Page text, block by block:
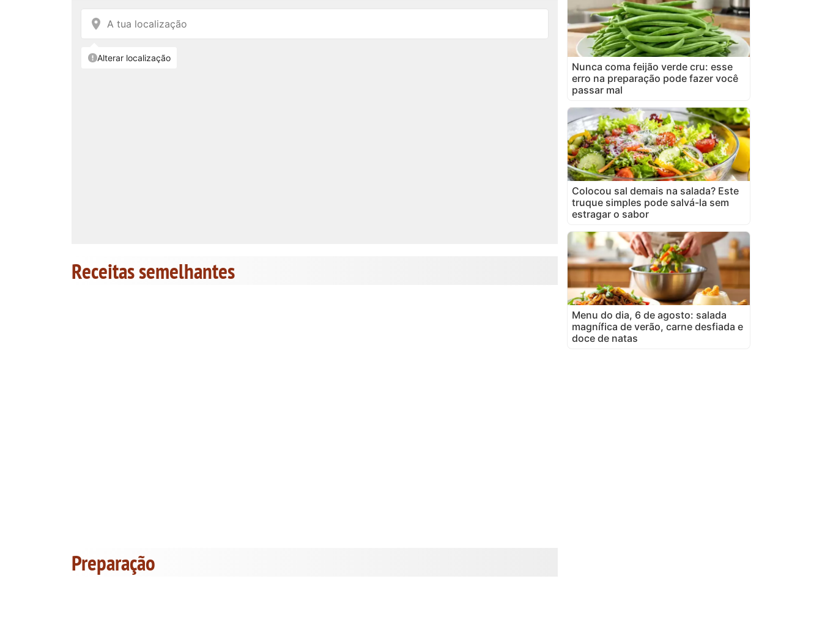
Receitas semelhantes
Preparação
Nunca coma feijão verde cru: esse
erro na preparação pode fazer você
passar mal
Colocou sal demais na salada? Este
truque simples pode salvá-la sem
estragar o sabor
Menu do dia, 6 de agosto: salada
magnífica de verão, carne desfiada e
doce de natas